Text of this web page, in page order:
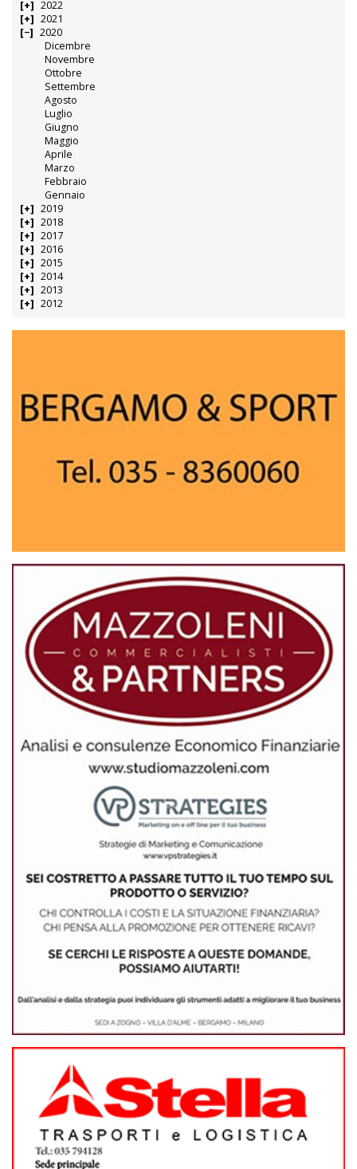
2022
2021
2020
Dicembre
Novembre
Ottobre
Settembre
Agosto
Luglio
Giugno
Maggio
Aprile
Marzo
Febbraio
Gennaio
2019
2018
2017
2016
2015
2014
2013
2012